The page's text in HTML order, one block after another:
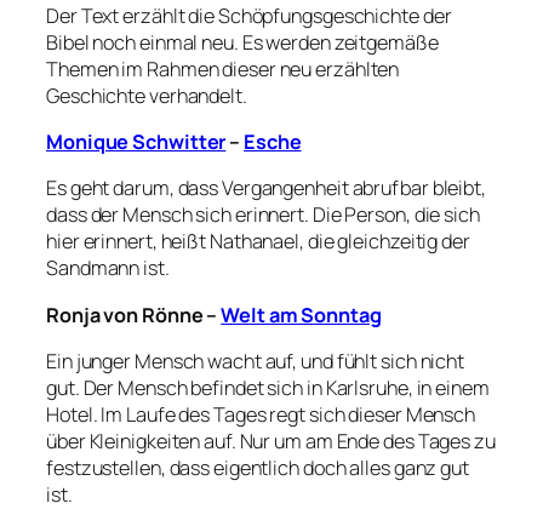
Der Text erzählt die Schöpfungsgeschichte der
Bibel noch einmal neu. Es werden zeitgemäße
Themen im Rahmen dieser neu erzählten
Geschichte verhandelt.
Monique Schwitter– Esche
Es geht darum, dass Vergangenheit abrufbar bleibt,
dass der Mensch sich erinnert. Die Person, die sich
hier erinnert, heißtNathanael, die gleichzeitig der
Sandmann ist.
Ronja von Rönne–Welt am Sonntag
Ein junger Mensch wacht auf, und fühlt sich nicht
gut. Der Mensch befindet sich in Karlsruhe, in einem
Hotel. Im Laufe des Tages regt sich dieser Mensch
über Kleinigkeiten auf. Nur um am Ende des Tages zu
festzustellen, dass eigentlich doch alles ganz gut
ist.